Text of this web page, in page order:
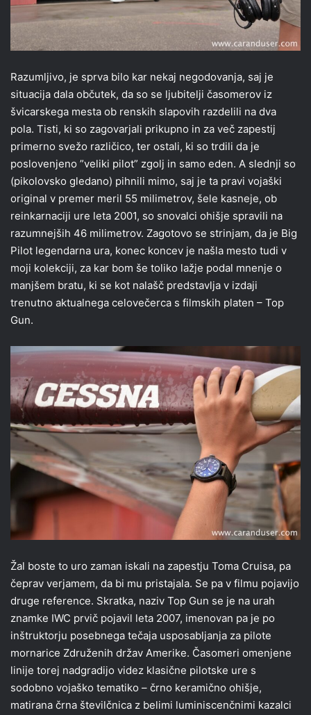
Razumljivo, je sprva bilo kar nekaj negodovanja, saj je
situacija dala občutek, da so se ljubitelji časomerov iz
švicarskega mesta ob renskih slapovih razdelili na dva
pola. Tisti, ki so zagovarjali prikupno in za več zapestij
primerno svežo različico, ter ostali, ki so trdili da je
poslovenjeno ”veliki pilot” zgolj in samo eden. A slednji so
(pikolovsko gledano) pihnili mimo, saj je ta pravi vojaški
original v premer meril 55 milimetrov, šele kasneje, ob
reinkarnaciji ure leta 2001, so snovalci ohišje spravili na
razumnejših 46 milimetrov. Zagotovo se strinjam, da je Big
Pilot legendarna ura, konec koncev je našla mesto tudi v
moji kolekciji, za kar bom še toliko lažje podal mnenje o
manjšem bratu, ki se kot nalašč predstavlja v izdaji
trenutno aktualnega celovečerca s filmskih platen – Top
Gun.
Žal boste to uro zaman iskali na zapestju Toma Cruisa, pa
čeprav verjamem, da bi mu pristajala. Se pa v filmu pojavijo
druge reference. Skratka, naziv Top Gun se je na urah
znamke IWC prvič pojavil leta 2007, imenovan pa je po
inštruktorju posebnega tečaja usposabljanja za pilote
mornarice Združenih držav Amerike. Časomeri omenjene
linije torej nadgradijo videz klasične pilotske ure s
sodobno vojaško tematiko – črno keramično ohišje,
matirana črna številčnica z belimi luminiscenčnimi kazalci